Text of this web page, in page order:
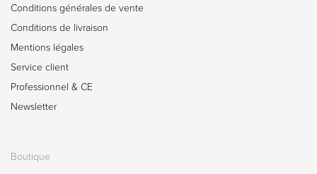
Conditions générales de vente
Conditions de livraison
Mentions légales
Service client
Professionnel & CE
Newsletter
Boutique